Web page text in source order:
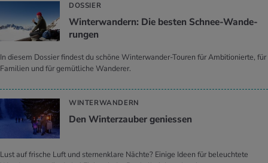
DOSSIER
Win­ter­wan­dern: Die bes­ten Schnee-Wan­de­
run­gen
In diesem Dossier findest du schöne Winterwander-Touren für Ambitionierte, für
Familien und für gemütliche Wanderer.
WINTERWANDERN
Den Win­ter­zau­ber ge­nies­sen
Lust auf frische Luft und sternenklare Nächte? Einige Ideen für beleuchtete